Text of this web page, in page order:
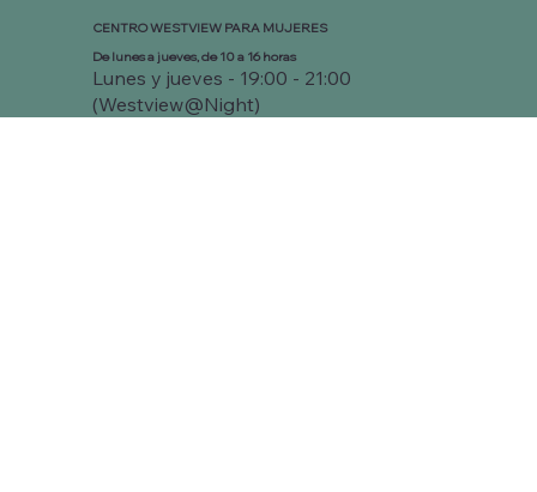
CENTRO WESTVIEW PARA MUJERES
De lunes a jueves, de 10 a 16 horas
Lunes y jueves - 19:00 - 21:00
(Westview@Night)